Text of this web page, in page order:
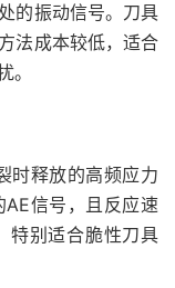
的振动信号。刀具
法成本较低，适合
。
时释放的高频应力
信号，且反应速
特别适合脆性刀具